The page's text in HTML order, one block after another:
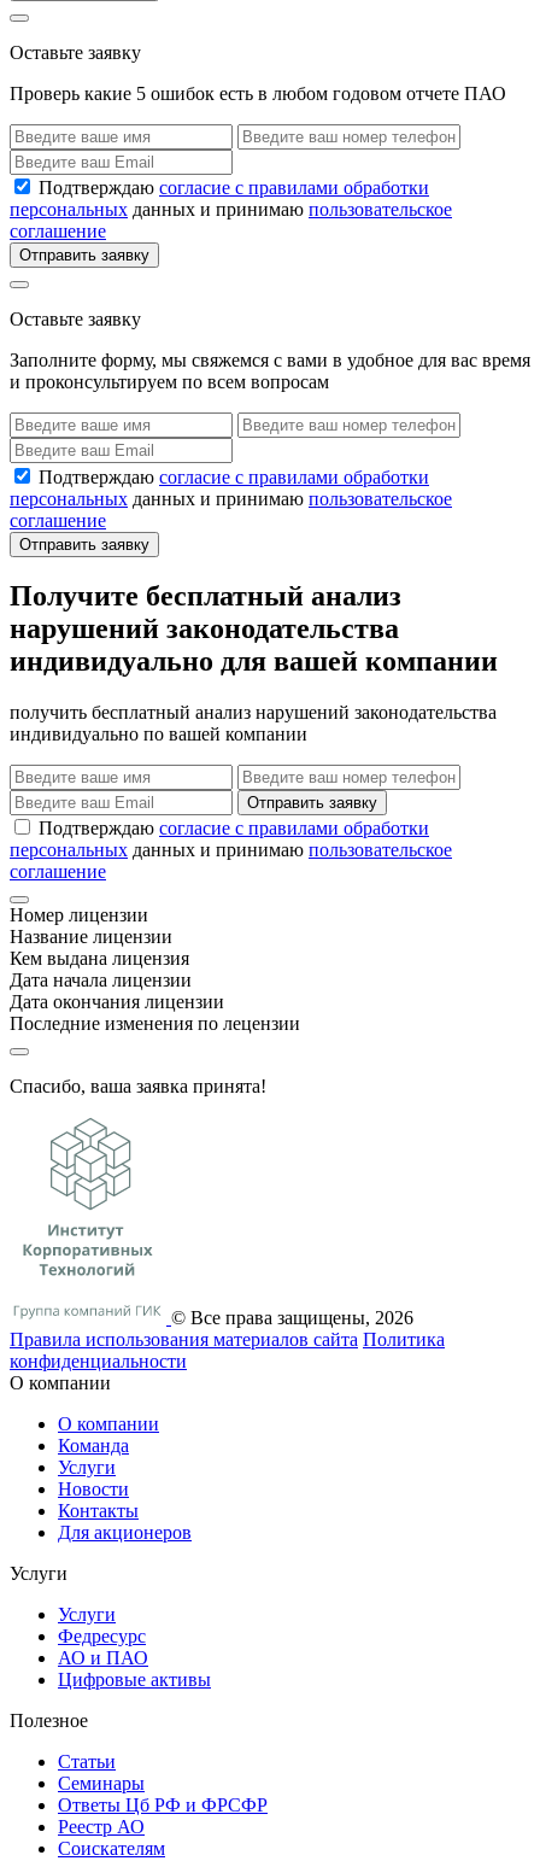
Оставьте заявку
Проверь какие 5 ошибок есть в любом годовом отчете ПАО
Подтверждаю согласие с правилами обработки
персональных данных и принимаю пользовательское
соглашение
Отправить заявку
Оставьте заявку
Заполните форму, мы свяжемся с вами в удобное для вас время
и проконсультируем по всем вопросам
Подтверждаю согласие с правилами обработки
персональных данных и принимаю пользовательское
соглашение
Отправить заявку
Получите бесплатный анализ
нарушений законодательства
индивидуально для вашей компании
получить бесплатный анализ нарушений законодательства
индивидуально по вашей компании
Отправить заявку
Подтверждаю согласие с правилами обработки
персональных данных и принимаю пользовательское
соглашение
Номер лицензии
Название лицензии
Кем выдана лицензия
Дата начала лицензии
Дата окончания лицензии
Последние изменения по лецензии
Спасибо, ваша заявка принята!
© Все права защищены, 2026
Правила использования материалов сайта Политика
конфиденциальности
О компании
О компании
Команда
Услуги
Новости
Контакты
Для акционеров
Услуги
Услуги
Федресурс
АО и ПАО
Цифровые активы
Полезное
Статьи
Cеминары
Ответы Цб РФ и ФРСФР
Реестр АО
Соискателям